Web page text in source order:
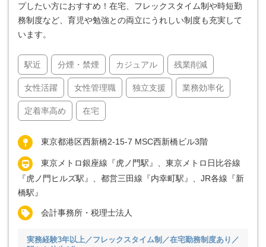
プしたい方におすすめ！在宅、フレックスタイム制や時短勤
務制度など、育児や勉強との両立にうれしい制度も充実して
います。
駅近 分煙・禁煙 カジュアル 残業削減
女性活躍 女性管理職 独立支援 業務効率化
定着率高め 在宅
東京都港区西新橋2-15-7 MSC西新橋ビル3階
東京メトロ銀座線『虎ノ門駅』、東京メトロ日比谷線
『虎ノ門ヒルズ駅』、都営三田線『内幸町駅』、JR各線『新
橋駅』
会計事務所・税理士法人
実務経験3年以上／フレックスタイム制／在宅勤務制度あり／